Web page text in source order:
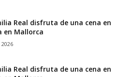
Real disfruta de una cena en
en Mallorca
Real disfruta de una cena en